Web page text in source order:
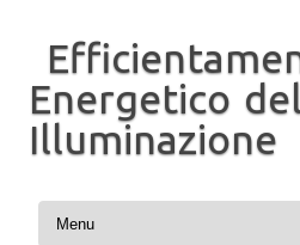
Energetico
Illuminazione
Vai al contenuto